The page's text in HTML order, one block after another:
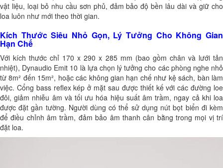
vật liệu, loại bỏ nhu cầu sơn phủ, đảm bảo độ bền lâu dài và giữ cho
loa luôn như mới theo thời gian.
Kích Thước Siêu Nhỏ Gọn, Lý Tưởng Cho Không Gian
Hạn Chế
Với kích thước chỉ 170 x 290 x 285 mm (bao gồm chân và lưới tản
nhiệt), Dynaudio Emit 10 là lựa chọn lý tưởng cho các phòng nghe nhỏ
từ 8m² đến 15m², hoặc các không gian hạn chế như kệ sách, bàn làm
việc. Cổng bass reflex kép ở mặt sau được thiết kế với các đường loe
đôi, giảm nhiễu âm và tối ưu hóa hiệu suất âm trầm, ngay cả khi loa
được đặt gần tường. Người dùng có thể sử dụng nút bọt biển đi kèm
để điều chỉnh âm trầm, đảm bảo âm thanh cân bằng trong mọi vị trí
đặt loa.